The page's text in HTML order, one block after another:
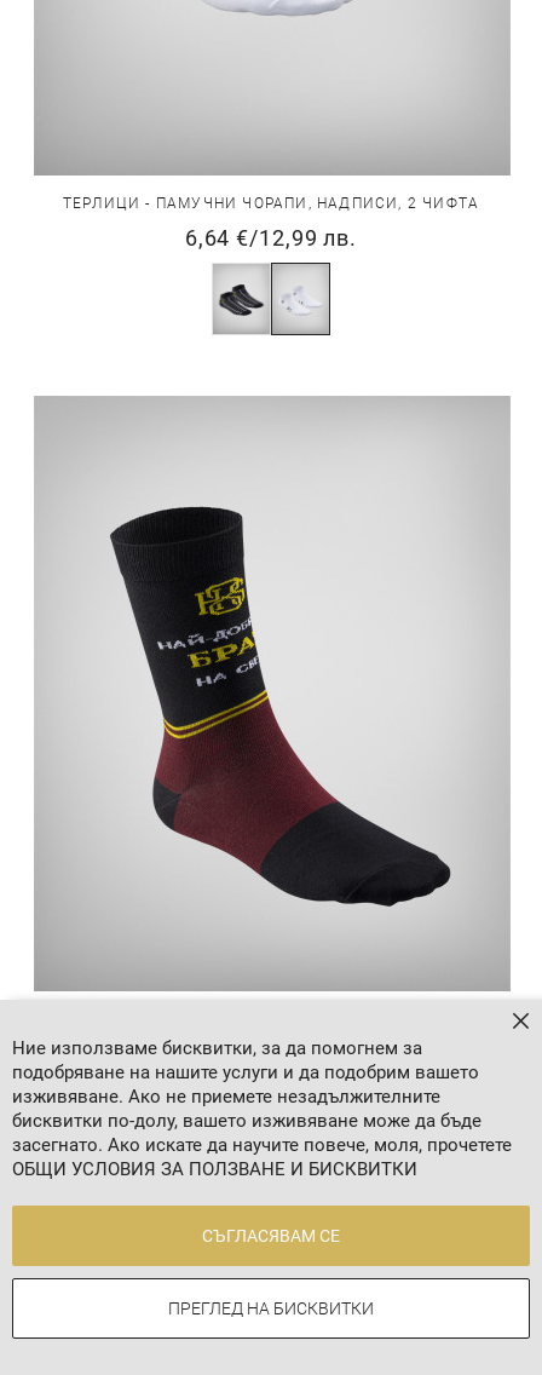
ТЕРЛИЦИ - ПАМУЧНИ ЧОРАПИ, НАДПИСИ, 2 ЧИФТА
6,64 €/12,99 лв.
4,09 €/8,00 лв.
Ние използваме бисквитки, за да помогнем за
подобряване на нашите услуги и да подобрим вашето
изживяване. Ако не приемете незадължителните
бисквитки по-долу, вашето изживяване може да бъде
засегнато. Ако искате да научите повече, моля, прочетете
ОБЩИ УСЛОВИЯ ЗА ПОЛЗВАНЕ И БИСКВИТКИ
СЪГЛАСЯВАМ СЕ
ПРЕГЛЕД НА БИСКВИТКИ